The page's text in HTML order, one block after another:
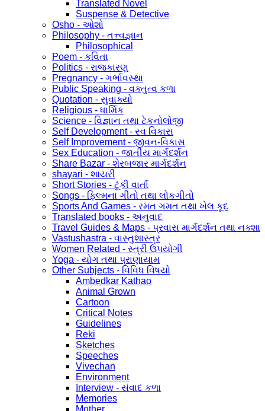
Translated Novel
Suspense & Detective
Osho - ઓશો
Philosophy - તત્ત્વજ્ઞાન
Philosophical
Poem - કવિતા
Politics - રાજકારણ
Pregnancy - ગર્ભાવસ્થા
Public Speaking - વક્તુત્વ કળા
Quotation - સુવાક્યો
Religious - ધાર્મિક
Science - વિજ્ઞાન તથા ટેકનોલોજી
Self Development - સ્વ વિકાસ
Self Improvement - જીવન-વિકાસ
Sex Education - જાતીય માર્ગદર્શન
Share Bazar - શેરબજાર માર્ગદર્શન
shayari - શાયરી
Short Stories - ટૂંકી વાર્તા
Songs - ફિલ્મના ગીતો તથા લોકગીતો
Sports And Games - રમત ગમત તથા ખેલ કૂદ
Translated books - અનુવાદ
Travel Guides & Maps - પ્રવાસ માર્ગદર્શન તથા નક્શા
Vastushastra - વાસ્તુશાસ્ત્ર
Women Related - સ્ત્રી ઉપયોગી
Yoga - યોગ તથા પ્રાણાયામ
Other Subjects - વિવિધ વિષયો
Ambedkar Kathao
Animal Grown
Cartoon
Critical Notes
Guidelines
Reki
Sketches
Speeches
Vivechan
Environment
Interview - સંવાદ કળા
Memories